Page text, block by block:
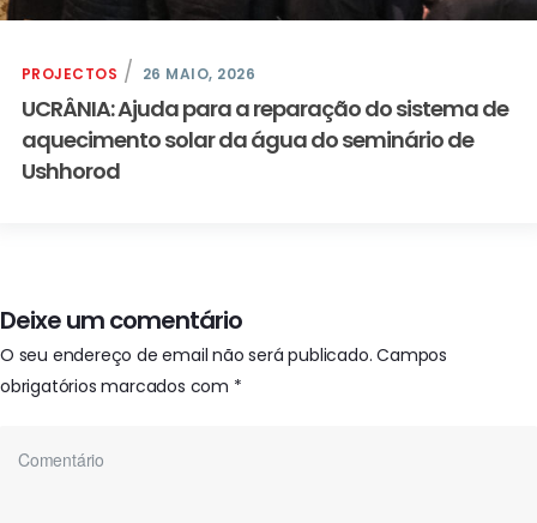
PROJECTOS 26 MAIO, 2026
UCRÂNIA: Ajuda para a reparação do sistema de
aquecimento solar da água do seminário de
Ushhorod
Deixe um comentário
O seu endereço de email não será publicado. Campos
obrigatórios marcados com *